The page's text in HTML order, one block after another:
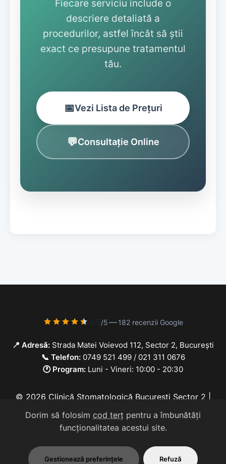
Fiecare serviciu include o
descriere detaliată a
procedurilor, astfel încât să știi
exact ce presupune tratamentul
tău.
📅Vezi Lista de Prețuri
💬Consultație Online
/5—182 recenzii Google
📍 Adresă: Strada Matei Voievod 112, Sector 2, București
📞 Telefon: 0749 521 499/ 021 311 0676
🕐 Program: Luni - Vineri: 10:00 - 20:30
© 2026 Clinică Stomatologică București Sector 2 |
DentalClinica - Implanturi & Ortodonție. Toate
drepturile rezervate. | Urgențe Stomatologice
Dorim să folosim cod terț pentru a îmbunătăți
funcționalitatea acestui site.
Gestionează preferințele Refuză